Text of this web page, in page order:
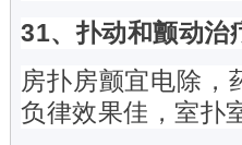
31、扑动和颤动治
房扑房颤宜电除，
负律效果佳，室扑